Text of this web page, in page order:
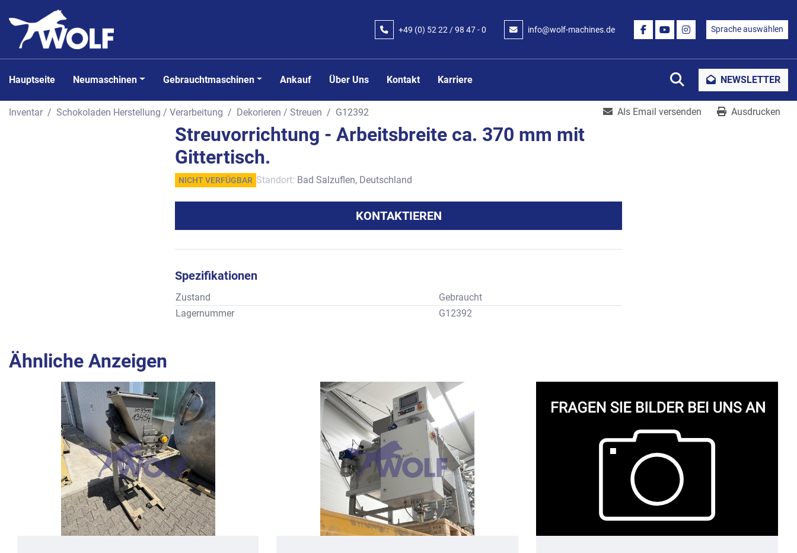
+49 (0) 52 22 / 98 47 - 0 info@wolf-machines.de
FACEBOOK
YOUTUBEINSTAGRAM
Sprache auswählen
Hauptseite Neumaschinen Gebrauchtmaschinen Ankauf Über Uns Kontakt Karriere SucheNEWSLETTER
Inventar Schokoladen Herstellung / Verarbeitung Dekorieren / Streuen G12392 Als Email versenden Ausdrucken
Streuvorrichtung - Arbeitsbreite ca. 370 mm mit
Gittertisch.
NICHT VERFÜGBAR Standort: Bad Salzuflen, Deutschland
KONTAKTIEREN
Spezifikationen
Zustand
Gebraucht
Lagernummer
G12392
Ähnliche Anzeigen